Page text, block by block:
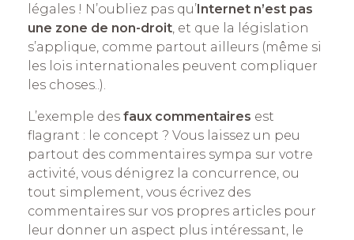
légales ! N’oubliez pas qu’Internet n’est pas
une zone de non-droit , et que la législation
s’applique, comme partout ailleurs (même si
les lois internationales peuvent compliquer
les choses..).
L’exemple des faux commentaires est
flagrant : le concept ? Vous laissez un peu
partout des commentaires sympa sur votre
activité, vous dénigrez la concurrence, ou
tout simplement, vous écrivez des
commentaires sur vos propres articles pour
leur donner un aspect plus intéressant, le